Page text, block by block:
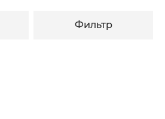
Фильтр